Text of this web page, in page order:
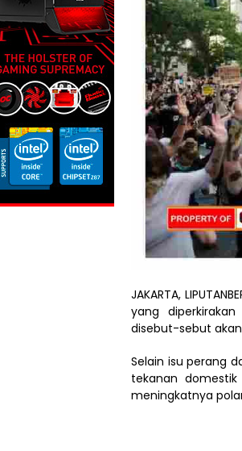
JAKARTA,
yang
disebut-sebut
Selain isu perang
tekanan
meningkatnya